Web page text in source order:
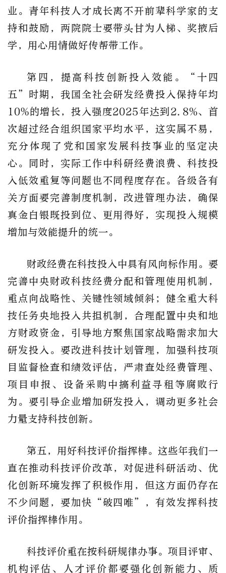
业。青年科技人才成长离不开前辈科学家的支
持和鼓励，两院院士要带头甘为人梯、奖掖后
学，用心用情做好传帮带工作。
第四，提高科技创新投入效能。“十四
五”时期，我国全社会研发经费投入保持年均
10%的增长，投入强度2025年达到2.8%、首
次超过经合组织国家平均水平，这实属不易，
充分体现了党和国家发展科技事业的坚定决
心。同时，实际工作中科研经费浪费、科技投
入低效重复等问题也不同程度存在。各级各有
关方面要完善制度机制，改进管理办法，确保
真金白银既投到位、更用得好，实现投入规模
增加与效能提升的统一。
财政经费在科技投入中具有风向标作用。要
完善中央财政科技经费分配和管理使用机制，
重点向战略性、关键性领域倾斜；健全重大科
技任务央地投入共担机制，合理配置中央和地
方财政资金，引导地方聚焦国家战略需求加大
研发投入。要改进科技计划管理，加强科技项
目监督检查和绩效评估，严肃查处经费管理、
项目申报、设备采购中搞利益寻租等腐败行
为。要引导企业增加研发投入，调动更多社会
力量支持科技创新。
第五，用好科技评价指挥棒。这些年我们一
直在推动科技评价改革，对促进科研活动、优
化创新环境发挥了积极作用，但这方面仍存在
不少问题，要加快“破四唯”，有效发挥科技
评价指挥棒作用。
科技评价重在按科研规律办事。项目评审、
机构评估、人才评价都要强化创新能力、质